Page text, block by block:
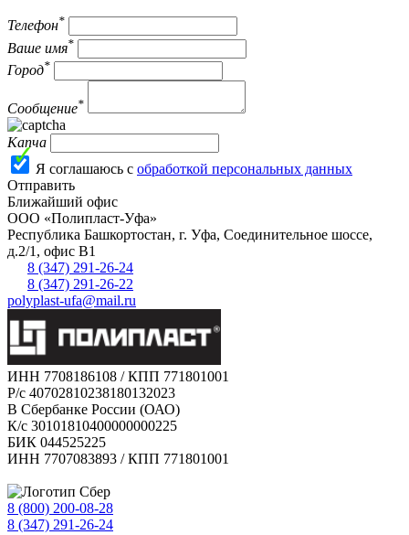
Телефон*
Ваше имя*
Город*
Сообщение*
Капча
Я соглашаюсь с обработкой персональных данных
Отправить
Ближайший офис
ООО «Полипласт-Уфа»
Республика Башкортостан, г. Уфа, Соединительное шоссе,
д.2/1, офис В1
8 (347) 291-26-24
8 (347) 291-26-22
polyplast-ufa@mail.ru
ИНН 7708186108 / КПП 771801001
Р/с 40702810238180132023
В Сбербанке России (ОАО)
К/с 30101810400000000225
БИК 044525225
ИНН 7707083893 / КПП 771801001
8 (800) 200-08-28
8 (347) 291-26-24